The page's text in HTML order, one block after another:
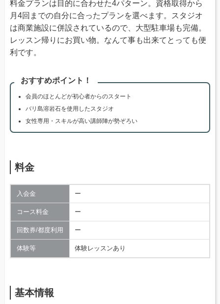
料金プランは目的に合わせた4パターン。資格取得から
月4回までの自分に合ったプランを選べます。スタジオ
は商業施設に併設されているので、大型駐車場も完備。
レッスン帰りにお買い物。なんて事も出来てとっても便
利です。
おすすめポイント！
会員のほとんどが初心者からのスタート
バリ島溶岩石を使用したスタジオ
女性専用・スキルが高い講師陣が勢ぞろい
料金
入会金 ー
コース料金 ー
回数券/都度利用 ー
体験等 体験レッスンあり
基本情報